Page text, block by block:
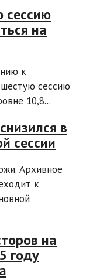
сессию
на
к
сессию
10,8...
в
сессии
Архивное
к
на
году